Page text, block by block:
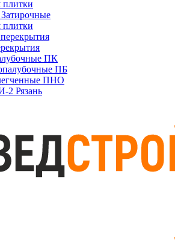
плитки
ПК
ПБ
ПНО
2 Рязань